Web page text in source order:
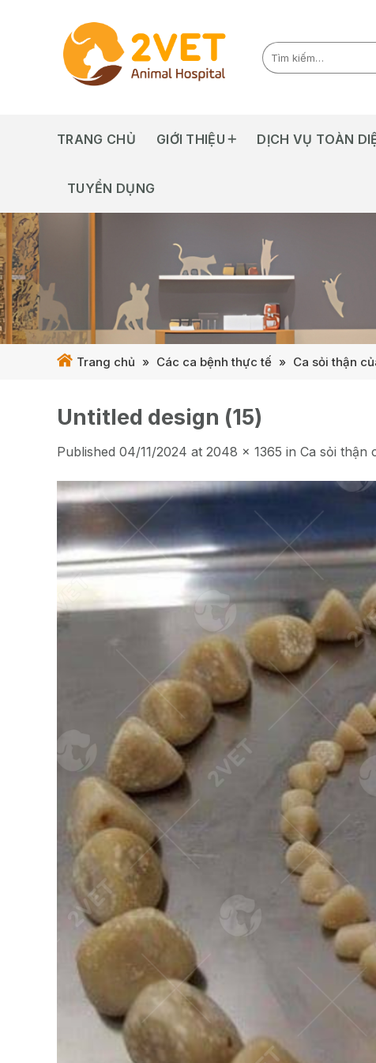
TRANG CHỦ GIỚI THIỆU DỊCH VỤ TOÀN
TUYỂN DỤNG
Trang chủ » Các ca bệnh thực tế » Ca sỏi thận
Untitled design (15)
Published 04/11/2024 at 2048 × 1365 in Ca sỏi thận